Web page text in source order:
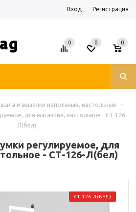
Вход Регистрация
0 0
0
и вешалки напольные, настольные
-
для магазина, настольное - СТ-126-
Л(бел)
регулируемое, для
- СТ-126-Л(бел)
СТ-126-Л(БЕЛ)